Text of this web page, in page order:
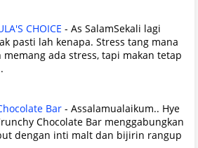
CHOICE - As SalamSekali lagi
pasti lah kenapa. Stress tang mana
ada stress, tapi makan tetap
Bar - Assalamualaikum.. Hye
Chocolate Bar menggabungkan
dengan inti malt dan bijirin rangup